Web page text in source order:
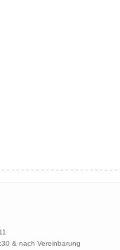
& nach Vereinbarung